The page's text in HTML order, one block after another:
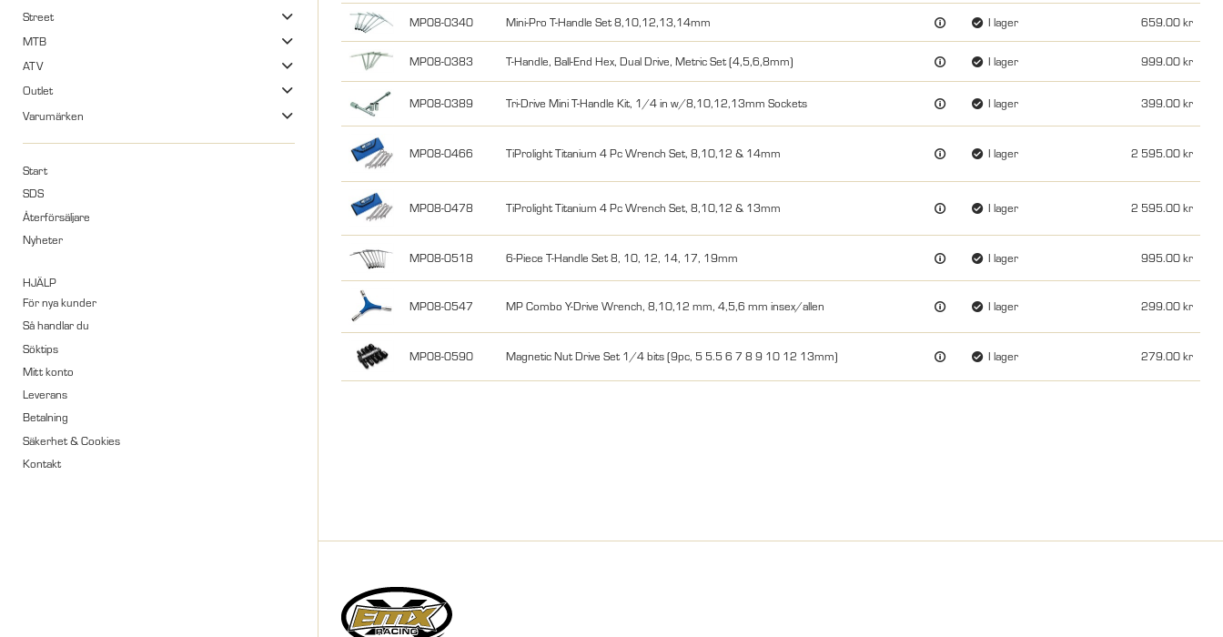
Street
MTB
ATV
Outlet
Varumärken
Start
SDS
Återförsäljare
Nyheter
HJÄLP
För nya kunder
Så handlar du
Söktips
Mitt konto
Leverans
Betalning
Säkerhet & Cookies
Kontakt
MP08-0340 Mini-Pro T-Handle Set 8,10,12,13,14mm I lager 659.00
MP08-0383 T-Handle, Ball-End Hex, Dual Drive, Metric Set (4,5,6,8mm) I lager 999.00
MP08-0389 Tri-Drive Mini T-Handle Kit, 1/4 in w/8,10,12,13mm Sockets I lager 399.00
MP08-0466 TiProlight Titanium 4 Pc Wrench Set, 8,10,12 & 14mm I lager 2 595.00
MP08-0478 TiProlight Titanium 4 Pc Wrench Set, 8,10,12 & 13mm I lager 2 595.00
MP08-0518 6-Piece T-Handle Set 8, 10, 12, 14, 17, 19mm I lager 995.00
MP08-0547 MP Combo Y-Drive Wrench, 8,10,12 mm, 4,5,6 mm insex/allen I lager 299.00
MP08-0590 Magnetic Nut Drive Set 1/4 bits (9pc, 5 5.5 6 7 8 9 10 12 13mm) I lager 279.00